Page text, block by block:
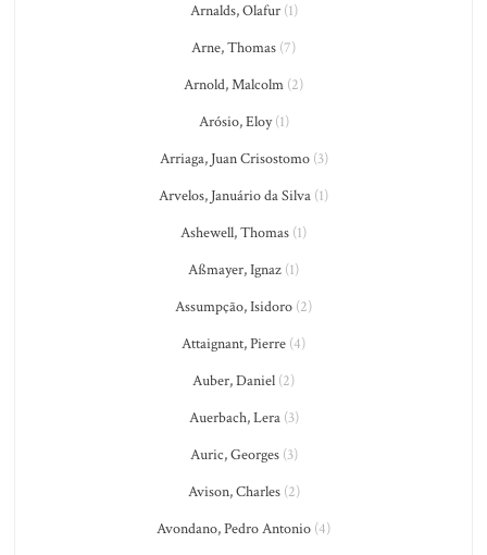
Arnalds, Olafur(1)
Arne, Thomas (7)
Arnold, Malcolm (2)
Arósio, Eloy(1)
Arriaga, Juan Crisostomo(3)
Arvelos, Januário da Silva (1)
Ashewell, Thomas (1)
Aßmayer, Ignaz (1)
Assumpção, Isidoro (2)
Attaignant, Pierre (4)
Auber, Daniel (2)
Auerbach, Lera(3)
Auric, Georges(3)
Avison, Charles(2)
Avondano, Pedro Antonio (4)